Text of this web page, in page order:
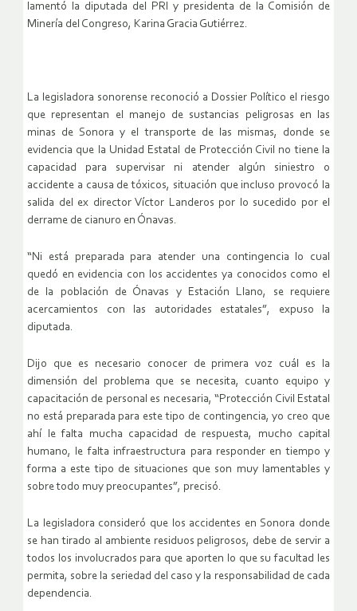
lamentó la diputada del PRI y presidenta de la Comisión de
Minería del Congreso, Karina Gracia Gutiérrez.
La legisladora sonorense reconoció a Dossier Político el riesgo
que representan el manejo de sustancias peligrosas en las
minas de Sonora y el transporte de las mismas, donde se
evidencia que la Unidad Estatal de Protección Civil no tiene la
capacidad para supervisar ni atender algún siniestro o
accidente a causa de tóxicos, situación que incluso provocó la
salida del ex director Víctor Landeros por lo sucedido por el
derrame de cianuro en Ónavas.
“Ni está preparada para atender una contingencia lo cual
quedó en evidencia con los accidentes ya conocidos como el
de la población de Ónavas y Estación Llano, se requiere
acercamientos con las autoridades estatales”, expuso la
diputada.
Dijo que es necesario conocer de primera voz cuál es la
dimensión del problema que se necesita, cuanto equipo y
capacitación de personal es necesaria, “Protección Civil Estatal
no está preparada para este tipo de contingencia, yo creo que
ahí le falta mucha capacidad de respuesta, mucho capital
humano, le falta infraestructura para responder en tiempo y
forma a este tipo de situaciones que son muy lamentables y
sobre todo muy preocupantes”, precisó.
La legisladora consideró que los accidentes en Sonora donde
se han tirado al ambiente residuos peligrosos, debe de servir a
todos los involucrados para que aporten lo que su facultad les
permita, sobre la seriedad del caso y la responsabilidad de cada
dependencia.